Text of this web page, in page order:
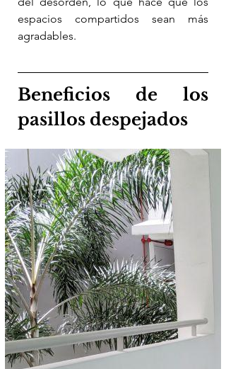
espacios compartidos sean más
agradables.
Beneficios de los
pasillos despejados